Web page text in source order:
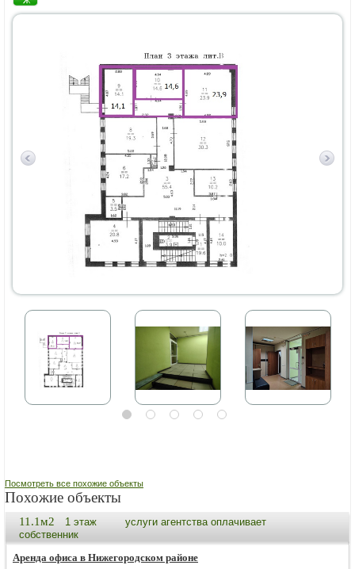
Посмотреть все похожие объекты
Похожие объекты
11.1м2 1 этаж
услуги агентства оплачивает
собственник
Аренда офиса в Нижегородском районе